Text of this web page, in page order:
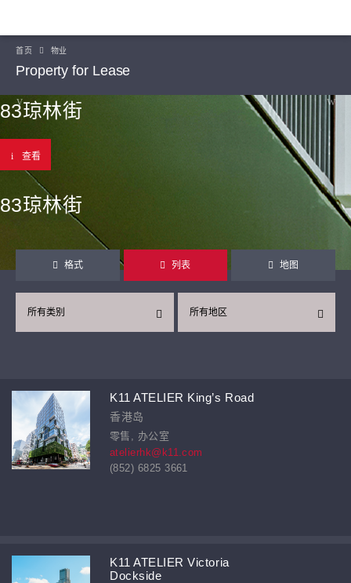
首页 物业
Property for Lease
83琼林街
查看
83琼林街
格式 列表 地图
所有地区
所有类别
K11 ATELIER King’s Road
香港岛
零售, 办公室
atelierhk@k11.com
(852) 6825 3661
K11 ATELIER Victoria
Dockside